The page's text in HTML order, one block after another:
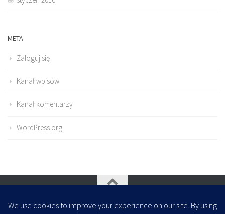
META
Zaloguj się
Kanał wpisów
Kanał komentarzy
WordPress.org